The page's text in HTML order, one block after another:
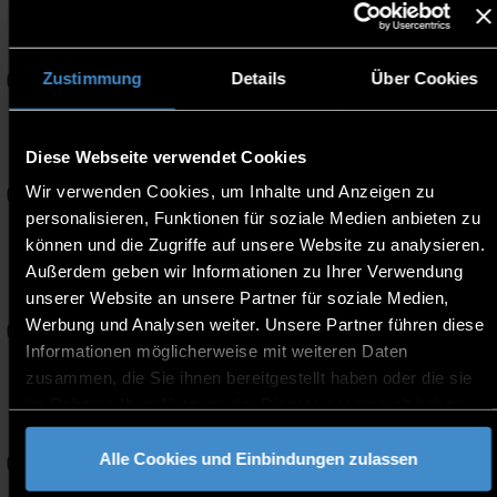
Zustimmung Details Über Cookies
Diese Webseite verwendet Cookies
Wir verwenden Cookies, um Inhalte und Anzeigen zu
personalisieren, Funktionen für soziale Medien anbieten zu
können und die Zugriffe auf unsere Website zu analysieren.
Außerdem geben wir Informationen zu Ihrer Verwendung
unserer Website an unsere Partner für soziale Medien,
Werbung und Analysen weiter. Unsere Partner führen diese
Informationen möglicherweise mit weiteren Daten
zusammen, die Sie ihnen bereitgestellt haben oder die sie
Alle Cookies und Einbindungen zulassen
14
OKT
-
Career Day 2026
Hauptcampus Deggendorf
14
OKT
14:00
-
15:00
Webinar
Online l Zoom
16
OKT
17:00
-
18:00
Kinderuni am ECRI: „Mein
Handy ist schlauer als ich
– oder doch nicht?“
European Campus Rottal-
Inn
19
OKT
18:00
-
19:00
Master Webinar
Online - MS Teams